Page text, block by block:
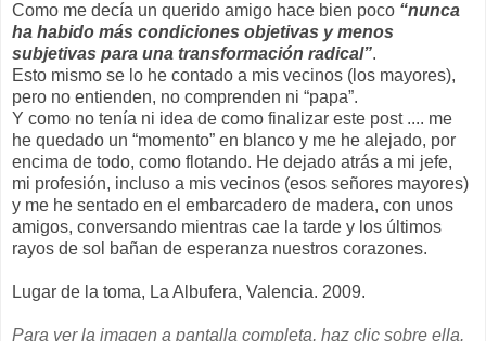
Como me decía un querido amigo hace bien poco “nunca
ha habido más condiciones objetivas y menos
subjetivas para una transformación radical”.
Esto mismo se lo he contado a mis vecinos (los mayores),
pero no entienden, no comprenden ni “papa”.
Y como no tenía ni idea de como finalizar este post .... me
he quedado un “momento” en blanco y me he alejado, por
encima de todo, como flotando. He dejado atrás a mi jefe,
mi profesión, incluso a mis vecinos (esos señores mayores)
y me he sentado en el embarcadero de madera, con unos
amigos, conversando mientras cae la tarde y los últimos
rayos de sol bañan de esperanza nuestros corazones.
Lugar de la toma, La Albufera, Valencia. 2009.
Para ver la imagen a pantalla completa, haz clic sobre ella.